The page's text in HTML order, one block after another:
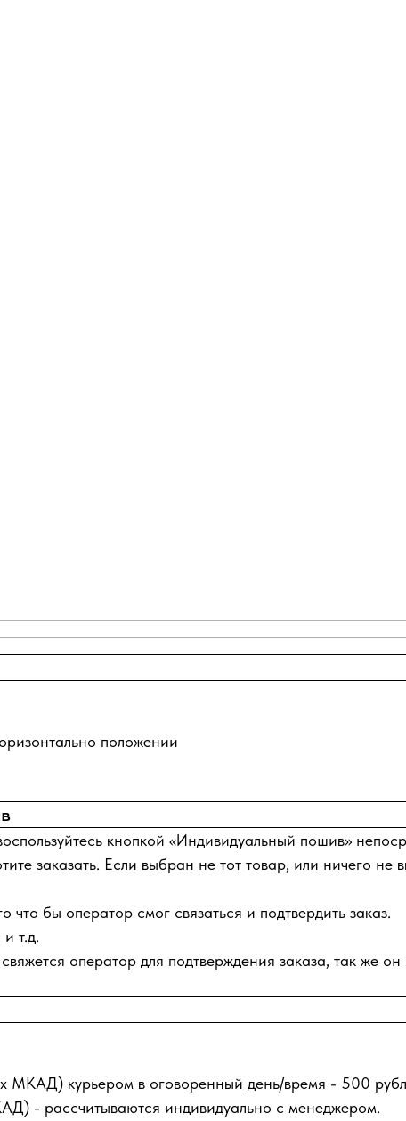
положении
кнопкой «Индивидуальный пошив»
заказать. Если выбран не тот товар, или ничего
бы оператор смог связаться и подтвердить заказ.
т.д.
оператор для подтверждения заказа, так же
МКАД) курьером в оговоренный день/время - 500
- рассчитываются индивидуально с менеджером.